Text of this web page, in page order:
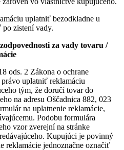
uplatniť bezodkladne u
po zistení vady.
za vady tovaru /
ods. 2 Zákona o ochrane
uplatniť reklamáciu
tým, že doručí tovar do
na adresu Oščadnica 882, 023
na uplatnenie reklamácie,
Podobu formulára
vzor zverejní na stránke
Kupujúci je povinný
reklamácie jednoznačne označiť